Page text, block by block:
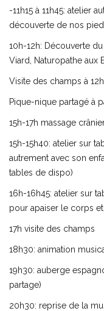
-11h15 à 11h45: atelier
découverte de nos
10h-12h: Découverte
Viard, Naturopathe aux
Visite des champs à 12h
Pique-nique partagé à
15h-17h massage
15h-15h40: atelier sur
autrement avec son
tables de dispo)
16h-16h45: atelier sur
pour apaiser le corps
17h visite des champs
18h30: animation
19h30: auberge
partage)
20h30: reprise de la